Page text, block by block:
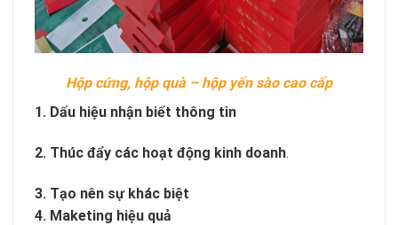
Hộp cứng, hộp quà – hộp yến sào cao cấp
1. Dấu hiệu nhận biết thông tin
2. Thúc đẩy các hoạt động kinh doanh.
3. Tạo nên sự khác biệt
4. Maketing hiệu quả